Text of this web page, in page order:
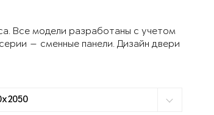
Все модели разработаны с учетом
— сменные панели. Дизайн двери